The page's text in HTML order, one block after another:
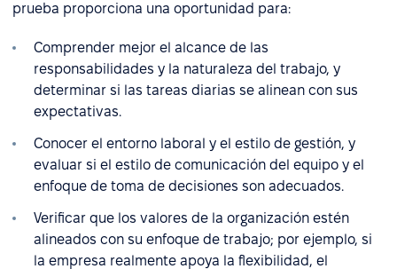
prueba proporciona una oportunidad para:
Comprender mejor el alcance de las
responsabilidades y la naturaleza del trabajo, y
determinar si las tareas diarias se alinean con sus
expectativas.
Conocer el entorno laboral y el estilo de gestión, y
evaluar si el estilo de comunicación del equipo y el
enfoque de toma de decisiones son adecuados.
Verificar que los valores de la organización estén
alineados con su enfoque de trabajo; por ejemplo, si
la empresa realmente apoya la flexibilidad, el